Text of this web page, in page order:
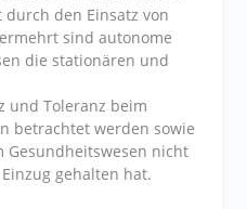
den Einsatz von
sind autonome
die stationären und
und Toleranz beim
betrachtet werden sowie
Gesundheitswesen nicht
gehalten hat.